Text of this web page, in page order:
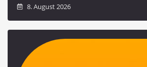
8. August 2026